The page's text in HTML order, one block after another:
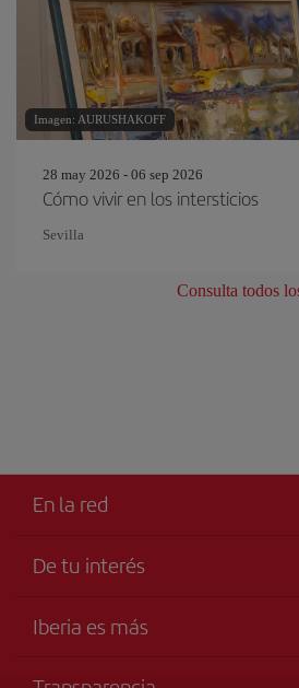
Imagen: AURUSHAKOFF
28 may 2026 - 06 sep 2026
Cómo vivir en los intersticios
Sevilla
Consulta todos
En la red
De tu interés
Accesibilidad
Iberia es más